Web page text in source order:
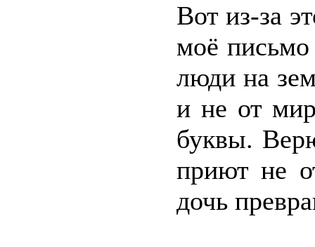
Вот из-за
моё письмо
люди на
и не от
буквы.
приют не
дочь